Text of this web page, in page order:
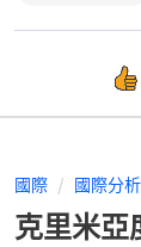
國際 國際分析
克里米亞